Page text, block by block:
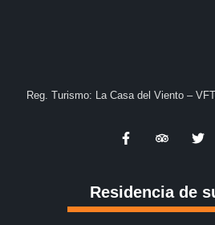
Reg. Turismo: La Casa del Viento –
Residencia de